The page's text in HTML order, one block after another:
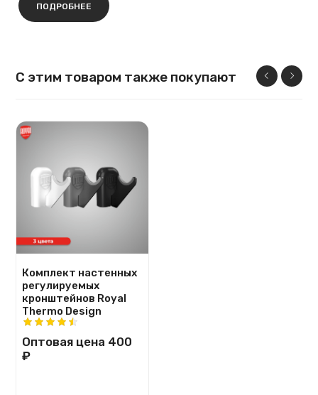
ПОДРОБНЕЕ
С этим товаром также покупают
Комплект настенных
регулируемых
кронштейнов Royal
Thermo Design
Оптовая цена 400
₽